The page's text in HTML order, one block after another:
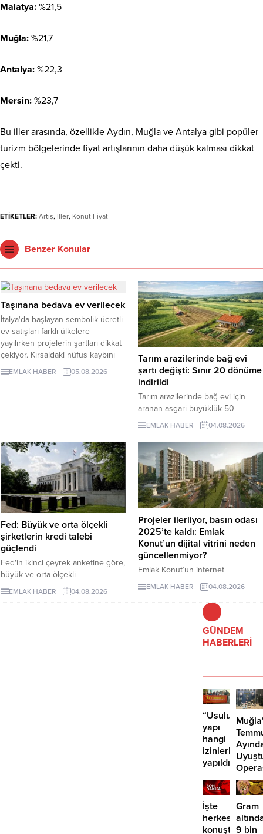
Malatya: %21,5
Muğla: %21,7
Antalya: %22,3
Mersin: %23,7
Bu iller arasında, özellikle Aydın, Muğla ve Antalya gibi popüler
turizm bölgelerinde fiyat artışlarının daha düşük kalması dikkat
çekti.
ETİKETLER: Artış, İller, Konut Fiyat
Benzer Konular
Taşınana bedava ev verilecek
İtalya'da başlayan sembolik ücretli
ev satışları farklı ülkelere
yayılırken projelerin şartları dikkat
çekiyor. Kırsaldaki nüfus kaybını
önlemeyi amaçlayan
uygulamalarda evler ücretsiz veya
EMLAK HABER 05.08.2026
Tarım arazilerinde bağ evi
şartı değişti: Sınır 20 dönüme
indirildi
Tarım arazilerinde bağ evi için
aranan asgari büyüklük 50
dönümden 20 dönüme indirildi.
Düzenleme, izinsiz bungalovları
otomatik olarak yasallaştırmıyor.
EMLAK HABER 04.08.2026
Fed: Büyük ve orta ölçekli
şirketlerin kredi talebi
güçlendi
Fed'in ikinci çeyrek anketine göre,
büyük ve orta ölçekli
işletmelerden gelen ticari kredi
talebi güçlenirken, işletmelere
EMLAK HABER 04.08.2026
Projeler ilerliyor, basın odası
2025’te kaldı: Emlak
Konut’un dijital vitrini neden
güncellenmiyor?
Emlak Konut’un internet
sitesindeki basın arşivinde 2026
yılına ait içerik görünmüyor. Son
kayıtların 14 Ekim 2025 tarihli
olması dikkat çekti.
EMLAK HABER 04.08.2026
GÜNDEM
HABERLERİ
“Usuluk’taki
yapı
hangi
izinlerle
yapıldı?”
29
İşte
herkesin
konuştuğu
Gram
9 bin